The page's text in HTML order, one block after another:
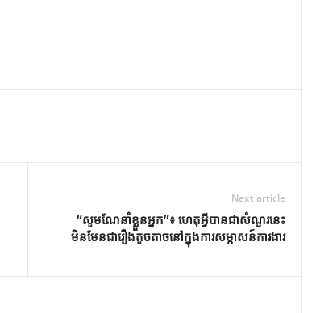
Next article
“សូមណែនាំខ្លួនអ្នក”៖ ហេតុអ្វីបានជាសំណួរនេះ
មិនមែនជារឿងតូចតាចនៅក្នុងការសម្ភាសន៍ការងារ